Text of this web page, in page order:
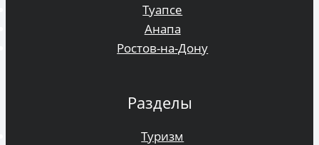
Туапсе
Анапа
Ростов-на-Дону
Разделы
Туризм